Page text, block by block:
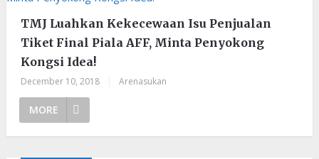
TMJ Luahkan Kekecewaan Isu Penjualan
Tiket Final Piala AFF, Minta Penyokong
Kongsi Idea!
December 10, 2018 Arenasukan
MORE